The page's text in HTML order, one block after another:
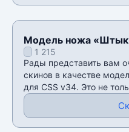
Модель ножа
CSS v34
1 215
Рады представить вам
скинов в качестве
для CSS v34. Это не